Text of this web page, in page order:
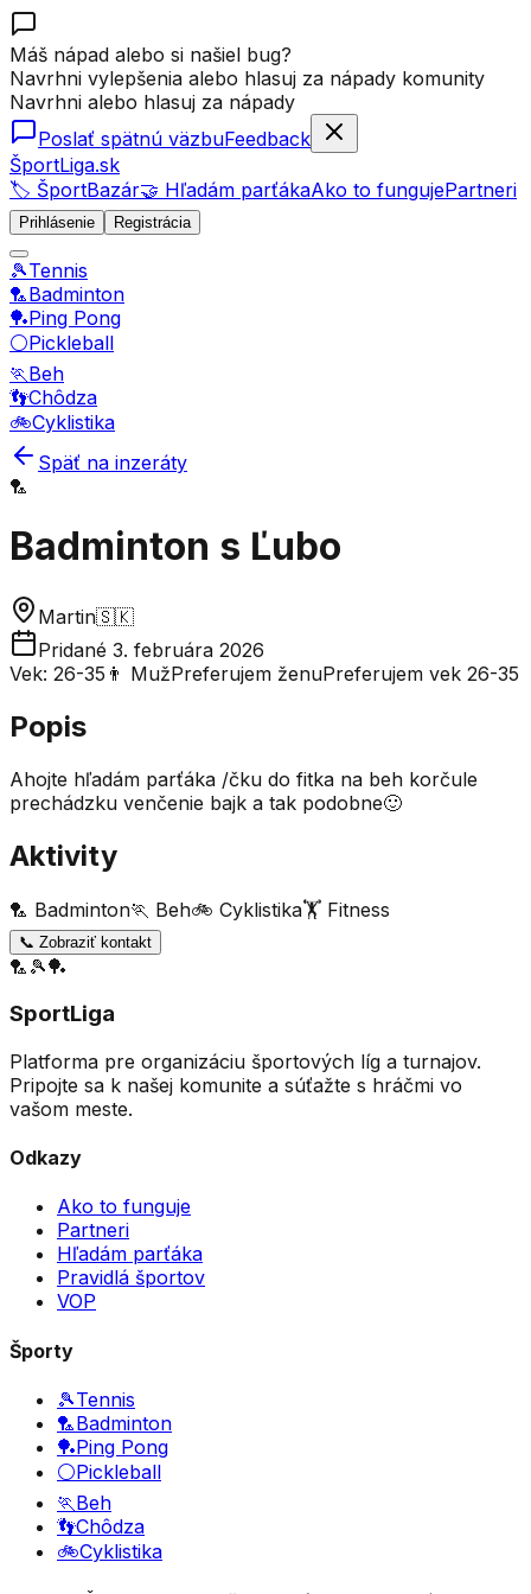
Máš nápad alebo si našiel bug?
Navrhni vylepšenia alebo hlasuj za nápady komunity
Navrhni alebo hlasuj za nápady
Poslať spätnú väzbuFeedback
ŠportLiga.sk
🏷️ ŠportBazár🤝 Hľadám parťákaAko to fungujePartneri
Prihlásenie Registrácia
🎾Tennis
🏸Badminton
🏓Ping Pong
⚪Pickleball
🏃Beh
👣Chôdza
🚲Cyklistika
Späť na inzeráty
🏸
Badminton s Ľubo
Martin🇸🇰
Pridané 3. februára 2026
Vek: 26-35 👨 MužPreferujem ženuPreferujem vek 26-35
Popis
Ahojte hľadám parťáka /čku do fitka na beh korčule
prechádzku venčenie bajk a tak podobne🙂
Aktivity
🏸 Badminton🏃 Beh🚲 Cyklistika🏋️ Fitness
📞 Zobraziť kontakt
🏸 🎾🏓
SportLiga
Platforma pre organizáciu športových líg a turnajov.
Pripojte sa k našej komunite a súťažte s hráčmi vo
vašom meste.
Odkazy
Ako to funguje
Partneri
Hľadám parťáka
Pravidlá športov
VOP
Športy
🎾Tennis
🏸Badminton
🏓Ping Pong
⚪Pickleball
🏃Beh
👣Chôdza
🚲Cyklistika